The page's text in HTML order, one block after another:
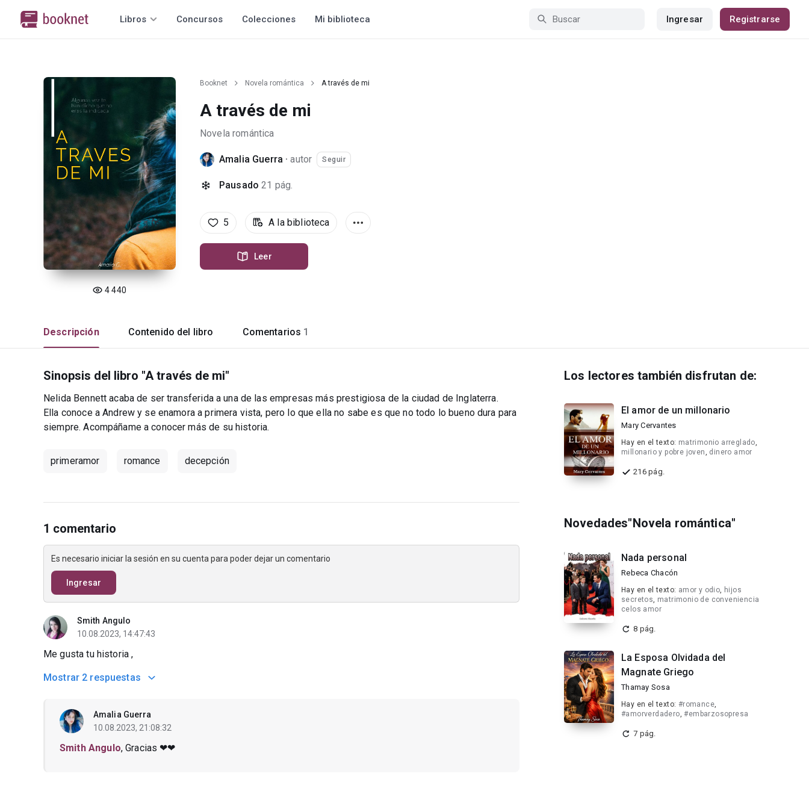
Libros Concursos Colecciones Mi biblioteca Ingresar Registrarse
4 440
Booknet Novela romántica A través de mi
A través de mi
Novela romántica
Amalia Guerra ·autor Seguir
Pausado 21 pág.
5 A la biblioteca
Leer
Descripción Contenido del libro Comentarios 1
Sinopsis del libro "A través de mi"
Nelida Bennett acaba de ser transferida a una de las empresas más prestigiosa de la ciudad de Inglaterra.
Ella conoce a Andrew y se enamora a primera vista, pero lo que ella no sabe es que no todo lo bueno dura para
siempre. Acompáñame a conocer más de su historia.
primeramor romance decepción
1 comentario
Es necesario iniciar la sesión en su cuenta para poder dejar un comentario
Ingresar
Smith Angulo
10.08.2023, 14:47:43
Me gusta tu historia ,
Mostrar 2 respuestas
Amalia Guerra
10.08.2023, 21:08:32
Smith Angulo, Gracias ❤❤
Los lectores también disfrutan de:
El amor de un millonario
Mary Cervantes
Hay en el texto: matrimonio arreglado,
millonario y pobre joven, dinero amor
216 pág.
Novedades"Novela romántica"
Nada personal
Rebeca Chacón
Hay en el texto: amor y odio, hijos
secretos, matrimonio de conveniencia
celos amor
8 pág.
La Esposa Olvidada del
Magnate Griego
Thamay Sosa
Hay en el texto: #romance,
#amorverdadero,#embarzosopresa
7 pág.